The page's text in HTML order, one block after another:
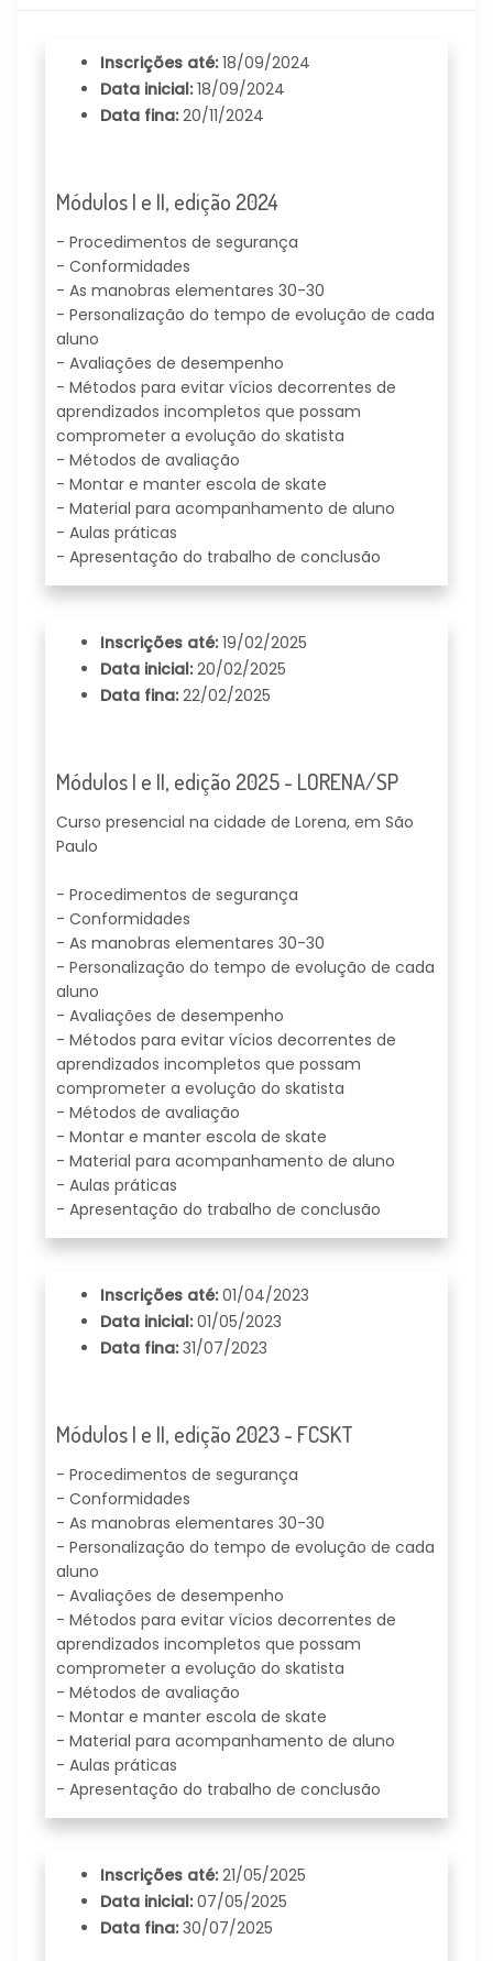
Inscrições até: 18/09/2024
Data inicial: 18/09/2024
Data fina: 20/11/2024
Módulos I e II, edição 2024
- Procedimentos de segurança
- Conformidades
- As manobras elementares 30-30
- Personalização do tempo de evolução de cada
aluno
- Avaliações de desempenho
- Métodos para evitar vícios decorrentes de
aprendizados incompletos que possam
comprometer a evolução do skatista
- Métodos de avaliação
- Montar e manter escola de skate
- Material para acompanhamento de aluno
- Aulas práticas
- Apresentação do trabalho de conclusão
Inscrições até: 19/02/2025
Data inicial: 20/02/2025
Data fina: 22/02/2025
Módulos I e II, edição 2025 - LORENA/SP
Curso presencial na cidade de Lorena, em São
Paulo
- Procedimentos de segurança
- Conformidades
- As manobras elementares 30-30
- Personalização do tempo de evolução de cada
aluno
- Avaliações de desempenho
- Métodos para evitar vícios decorrentes de
aprendizados incompletos que possam
comprometer a evolução do skatista
- Métodos de avaliação
- Montar e manter escola de skate
- Material para acompanhamento de aluno
- Aulas práticas
- Apresentação do trabalho de conclusão
Inscrições até: 01/04/2023
Data inicial: 01/05/2023
Data fina: 31/07/2023
Módulos I e II, edição 2023 - FCSKT
- Procedimentos de segurança
- Conformidades
- As manobras elementares 30-30
- Personalização do tempo de evolução de cada
aluno
- Avaliações de desempenho
- Métodos para evitar vícios decorrentes de
aprendizados incompletos que possam
comprometer a evolução do skatista
- Métodos de avaliação
- Montar e manter escola de skate
- Material para acompanhamento de aluno
- Aulas práticas
- Apresentação do trabalho de conclusão
Inscrições até: 21/05/2025
Data inicial: 07/05/2025
Data fina: 30/07/2025